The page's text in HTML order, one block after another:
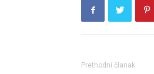
Prethodni članak